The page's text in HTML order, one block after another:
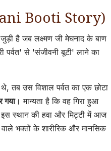
Booti Story)
है जब लक्ष्मण जी मेघनाद के बाण
पर्वत' से 'संजीवनी बूटी' लाने का
तब उस विशाल पर्वत का एक छोटा
गया। मान्यता है कि वह गिरा हुआ
स्थान की हवा और मिट्टी में आज
भक्तों के शारीरिक और मानसिक